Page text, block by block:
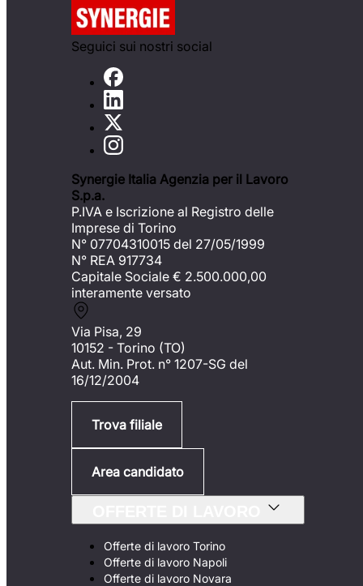
Seguici sui nostri social
Synergie Italia Agenzia per il Lavoro
S.p.a.
P.IVA e Iscrizione al Registro delle
Imprese di Torino
N° 07704310015 del 27/05/1999
N° REA 917734
Capitale Sociale € 2.500.000,00
interamente versato
Via Pisa, 29
10152 - Torino (TO)
Aut. Min. Prot. n° 1207-SG del
16/12/2004
Trova filiale
Area candidato
Offerte di lavoro Torino
Offerte di lavoro Napoli
Offerte di lavoro Novara